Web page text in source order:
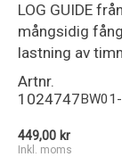
LOG GUIDE
mångsidig
lastning av
Artnr.
1024747
449,00 kr
Inkl. moms